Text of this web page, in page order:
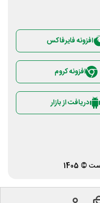
افزونه فایرفاکس
افزونه کروم
دریافت از بازار
1405